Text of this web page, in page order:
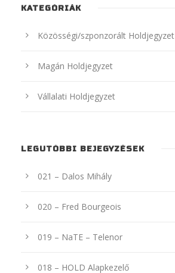
KATEGÓRIÁK
Közösségi/szponzorált Holdjegyzet
Magán Holdjegyzet
Vállalati Holdjegyzet
LEGUTÓBBI BEJEGYZÉSEK
021 – Dalos Mihály
020 – Fred Bourgeois
019 – NaTE – Telenor
018 – HOLD Alapkezelő